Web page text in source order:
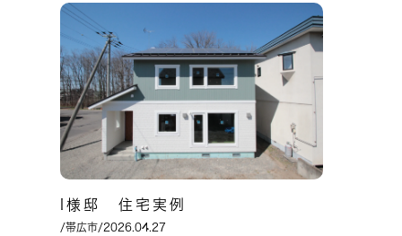
I様邸 住宅実例
/帯広市/2026.04.27